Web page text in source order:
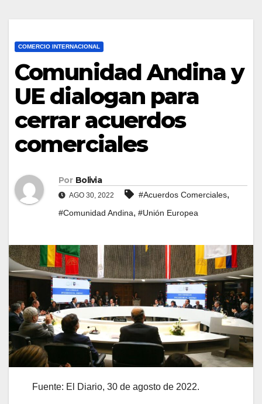
COMERCIO INTERNACIONAL
Comunidad Andina y
UE dialogan para
cerrar acuerdos
comerciales
Por Bolivia
AGO 30, 2022 #Acuerdos Comerciales,
#Comunidad Andina, #Unión Europea
Fuente: El Diario, 30 de agosto de 2022.